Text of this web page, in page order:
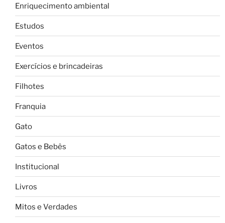
Enriquecimento ambiental
Estudos
Eventos
Exercícios e brincadeiras
Filhotes
Franquia
Gato
Gatos e Bebês
Institucional
Livros
Mitos e Verdades